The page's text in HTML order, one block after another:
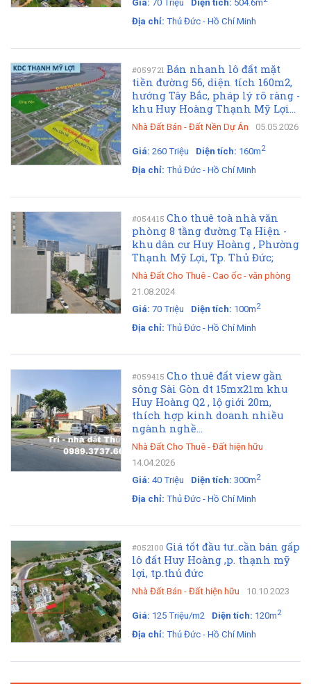
Giá: 70 Triệu Diện tích: 504.6m
Địa chỉ: Thủ Đức - Hồ Chí Minh
#059721 Bán nhanh lô đất mặt
tiền đường 56, diện tích 160m2,
hướng Tây Bắc, pháp lý rõ ràng -
khu Huy Hoàng Thạnh Mỹ Lợi...
Nhà Đất Bán - Đất Nền Dự Án 05.05.2026
Giá: 260 Triệu Diện tích: 160m2
Địa chỉ: Thủ Đức - Hồ Chí Minh
#054415 Cho thuê toà nhà văn
phòng 8 tầng đường Tạ Hiện -
khu dân cư Huy Hoàng , Phường
Thạnh Mỹ Lợi, Tp. Thủ Đức;
Nhà Đất Cho Thuê - Cao ốc - văn phòng
21.08.2024
Giá: 70 Triệu Diện tích: 100m2
Địa chỉ: Thủ Đức - Hồ Chí Minh
#059415 Cho thuê đất view gần
sông Sài Gòn dt 15mx21m khu
Huy Hoàng Q2 , lộ giới 20m,
thích hợp kinh doanh nhiều
ngành nghề...
Nhà Đất Cho Thuê - Đất hiện hữu
14.04.2026
Giá: 40 Triệu Diện tích: 300m2
Địa chỉ: Thủ Đức - Hồ Chí Minh
#052100 Giá tốt đầu tư..cần bán gấp
lô đất Huy Hoàng ,p. thạnh mỹ
lợi, tp.thủ đức
Nhà Đất Bán - Đất hiện hữu 10.10.2023
Giá: 125 Triệu/m2 Diện tích: 120m2
Địa chỉ: Thủ Đức - Hồ Chí Minh